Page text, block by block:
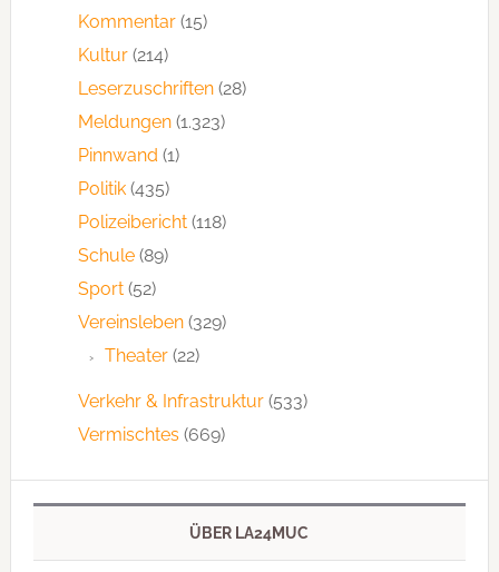
Kommentar(15)
Kultur(214)
Leserzuschriften(28)
Meldungen(1.323)
Pinnwand (1)
Politik(435)
Polizeibericht(118)
Schule(89)
Sport(52)
Vereinsleben(329)
Theater(22)
Verkehr & Infrastruktur(533)
Vermischtes (669)
ÜBER LA24MUC